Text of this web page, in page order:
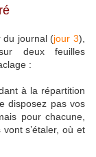
du journal (jour 3),
deux feuilles
:
à la répartition
disposez pas vos
pour chacune,
s’étaler, où et